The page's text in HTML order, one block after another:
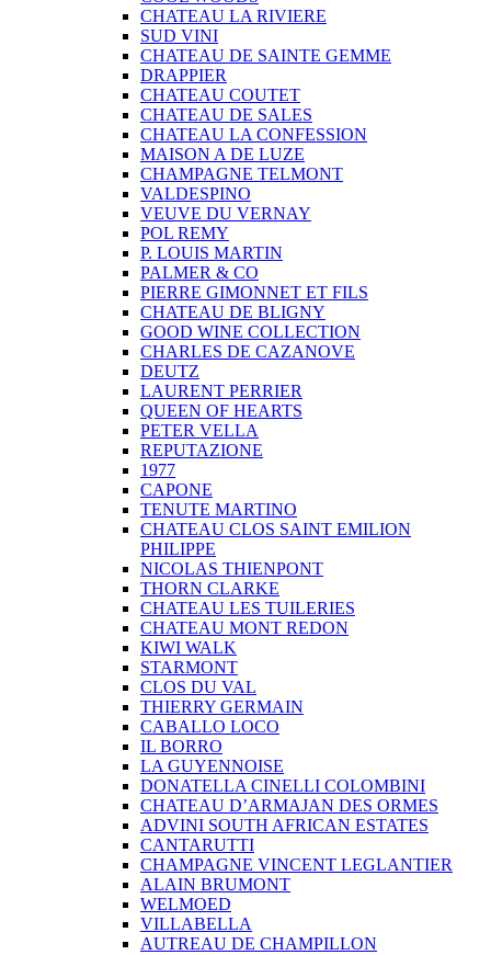
CHATEAU LA RIVIERE
SUD VINI
CHATEAU DE SAINTE GEMME
DRAPPIER
CHATEAU COUTET
CHATEAU DE SALES
CHATEAU LA CONFESSION
MAISON A DE LUZE
CHAMPAGNE TELMONT
VALDESPINO
VEUVE DU VERNAY
POL REMY
P. LOUIS MARTIN
PALMER & CO
PIERRE GIMONNET ET FILS
CHATEAU DE BLIGNY
GOOD WINE COLLECTION
CHARLES DE CAZANOVE
DEUTZ
LAURENT PERRIER
QUEEN OF HEARTS
PETER VELLA
REPUTAZIONE
1977
CAPONE
TENUTE MARTINO
CHATEAU CLOS SAINT EMILION
PHILIPPE
NICOLAS THIENPONT
THORN CLARKE
CHATEAU LES TUILERIES
CHATEAU MONT REDON
KIWI WALK
STARMONT
CLOS DU VAL
THIERRY GERMAIN
CABALLO LOCO
IL BORRO
LA GUYENNOISE
DONATELLA CINELLI COLOMBINI
CHATEAU D’ARMAJAN DES ORMES
ADVINI SOUTH AFRICAN ESTATES
CANTARUTTI
CHAMPAGNE VINCENT LEGLANTIER
ALAIN BRUMONT
WELMOED
VILLABELLA
AUTREAU DE CHAMPILLON